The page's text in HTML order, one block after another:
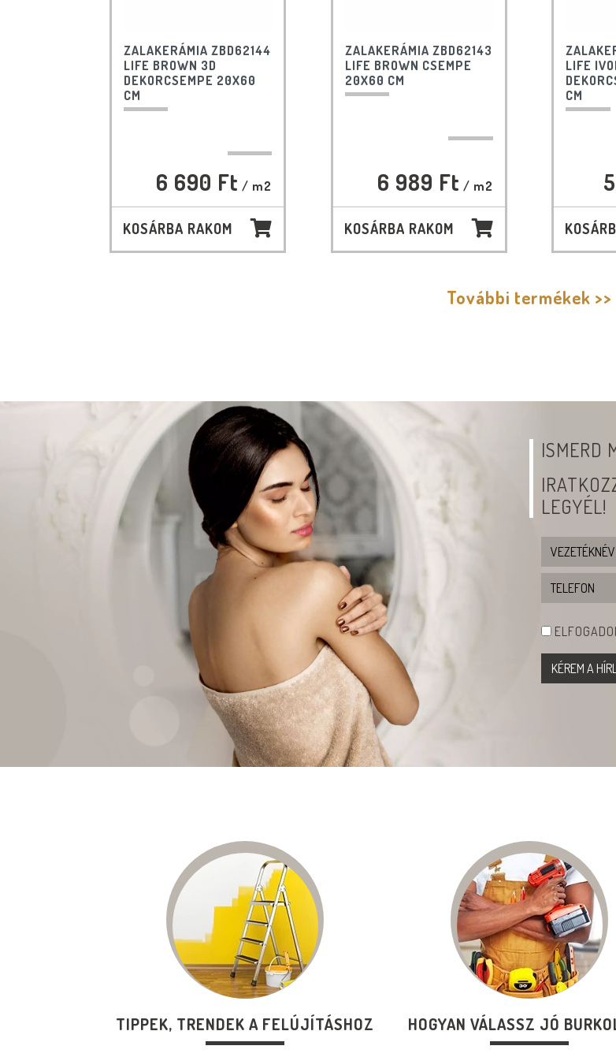
ZALAKERÁMIA ZBD62144
LIFE BROWN 3D
DEKORCSEMPE 20X60
CM
6 690 Ft / m2
KOSÁRBA RAKOM
ZALAKERÁMIA ZBD62143
LIFE BROWN CSEMPE
20X60 CM
6 989 Ft / m2
KOSÁRBA RAKOM
LIFE
CM
További termékek >>
ISMERD
LEGYÉL!
TIPPEK, TRENDEK A FELÚJÍTÁSHOZ HOGYAN VÁLASSZ JÓ